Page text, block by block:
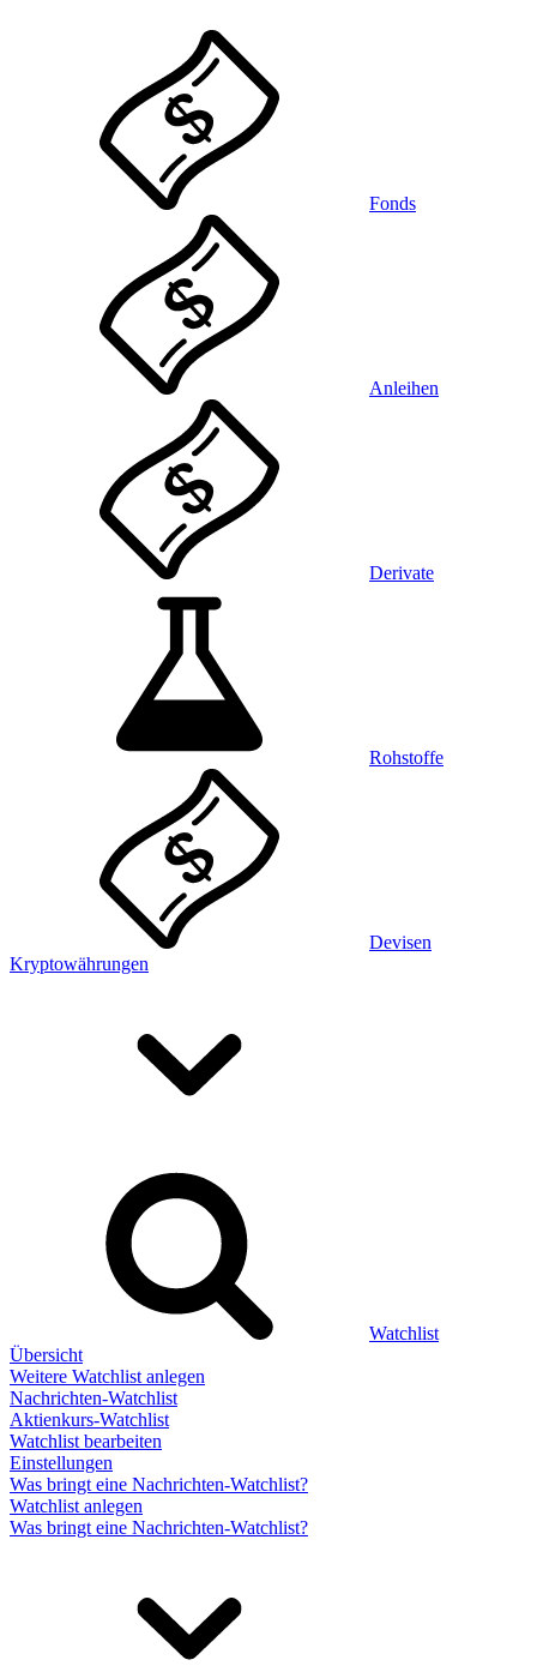
Fonds
Anleihen
Derivate
Rohstoffe
Devisen
Kryptowährungen
Watchlist
Übersicht
Weitere Watchlist anlegen
Nachrichten-Watchlist
Aktienkurs-Watchlist
Watchlist bearbeiten
Einstellungen
Was bringt eine Nachrichten-Watchlist?
Watchlist anlegen
Was bringt eine Nachrichten-Watchlist?